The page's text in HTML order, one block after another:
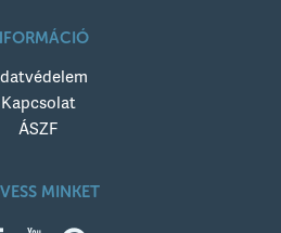
Kapcsolat
ÁSZF
MINKET